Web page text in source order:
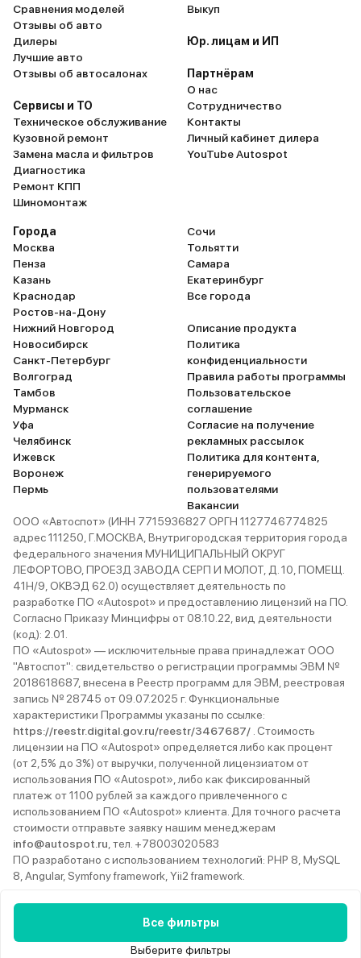
Выберите фильтры
Все фильтры
Сравнения моделей
Отзывы об авто
Дилеры
Лучшие авто
Отзывы об автосалонах
Сервисы и ТО
Техническое обслуживание
Кузовной ремонт
Замена масла и фильтров
Диагностика
Ремонт КПП
Шиномонтаж
Выкуп
Юр. лицам и ИП
Партнёрам
О нас
Сотрудничество
Контакты
Личный кабинет дилера
YouTube Autospot
Города
Москва
Пенза
Казань
Краснодар
Ростов-на-Дону
Нижний Новгород
Новосибирск
Санкт-Петербург
Волгоград
Тамбов
Мурманск
Уфа
Челябинск
Ижевск
Воронеж
Пермь
Сочи
Тольятти
Самара
Екатеринбург
Все города
Описание продукта
Политика
конфиденциальности
Правила работы программы
Пользовательское
соглашение
Согласие на получение
рекламных рассылок
Политика для контента,
генерируемого
пользователями
Вакансии
ООО «Автоспот» (ИНН 7715936827 ОРГН 1127746774825
адрес 111250, Г.МОСКВА, Внутригородская территория города
федерального значения МУНИЦИПАЛЬНЫЙ ОКРУГ
ЛЕФОРТОВО, ПРОЕЗД ЗАВОДА СЕРП И МОЛОТ, Д. 10, ПОМЕЩ.
41Н/9, ОКВЭД 62.0) осуществляет деятельность по
разработке ПО «Autospot» и предоставлению лицензий на ПО.
Согласно Приказу Минцифры от 08.10.22, вид деятельности
(код): 2.01.
ПО «Autospot» — исключительные права принадлежат ООО
"Автоспот": свидетельство о регистрации программы ЭВМ №
2018618687, внесена в Реестр программ для ЭВМ, реестровая
запись № 28745 от 09.07.2025 г. Функциональные
характеристики Программы указаны по ссылке:
https://reestr.digital.gov.ru/reestr/3467687/ . Стоимость
лицензии на ПО «Autospot» определяется либо как процент
(от 2,5% до 3%) от выручки, полученной лицензиатом от
использования ПО «Autospot», либо как фиксированный
платеж от 1100 рублей за каждого привлеченного с
использованием ПО «Autospot» клиента. Для точного расчета
стоимости отправьте заявку нашим менеджерам
info@autospot.ru , тел. +78003020583
ПО разработано с использованием технологий: PHP 8, MySQL
8, Angular, Symfony framework, Yii2 framework.
Ежедневно с 9:00 до 22:00 8 (800) 302-05-83
© 2013–2026 Autospot